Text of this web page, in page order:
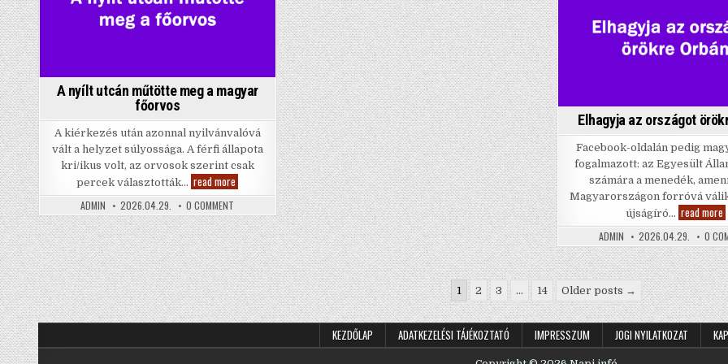
nyugdíj! A
SOKKAL
MAGASABB
NYUGDÍJ!
A nyílt utcán műtötte meg a magyar
főorvos
A kiérkezés után azonnal nyilvánvalóvá
vált a helyzet súlyossága. A férfi állapota
kri/ikus volt, az orvosok szerint csak
percek választották… read more
nyílt
műtötte
meg
a
magyar
főorvos
ADMIN 2026.04.29. 0 COMMENT
A
NYÍLT
UTCÁN
MŰTÖTTE
MEG
A
MAGYAR
FŐORVOS
Elhagyja az országot
Facebook-oldalán pedig
fogalmazott: az Egyesült
számára a menedék,
Magyarországon forróvá
újságíró… read more
az
ADMIN 2026.04.29. 0
Bejegyzések
lapozása
1 2 3 … 14 Older posts →
KEZDŐLAP ADATKEZELÉSI TÁJÉKOZTATÓ IMPRESSZUM JOGI NYILATKOZAT